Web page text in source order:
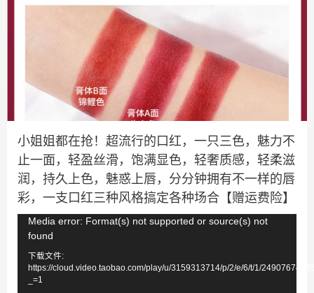
小姐姐都在抢！超流行的口红，一只三色，魅力不
止一面，轻盈丝滑，饱满显色，轻奢质感，轻柔滋
润，持久上色，魅惑上唇，分分钟拥有不一样的唇
彩，一支口红三种风格搞定各种场合【赠运费险】
视
频
Media error: Format(s) not supported or source(s) not
found
下载文件:
https://cloud.video.taobao.com/play/u/3159313714/p/2/e/6/t/1/
_=1